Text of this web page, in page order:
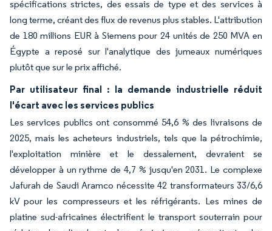
spécifications strictes, des essais de type et des services à
long terme, créant des flux de revenus plus stables. L'attribution
de 180 millions EUR à Siemens pour 24 unités de 250 MVA en
Égypte a reposé sur l'analytique des jumeaux numériques
plutôt que sur le prix affiché.
Par utilisateur final : la demande industrielle réduit
l'écart avec les services publics
Les services publics ont consommé 54,6 % des livraisons de
2025, mais les acheteurs industriels, tels que la pétrochimie,
l'exploitation minière et le dessalement, devraient se
développer à un rythme de 4,7 % jusqu'en 2031. Le complexe
Jafurah de Saudi Aramco nécessite 42 transformateurs 33/6,6
kV pour les compresseurs et les réfrigérants. Les mines de
platine sud-africaines électrifient le transport souterrain pour